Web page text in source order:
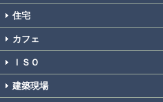
住宅
カフェ
ＩＳＯ
建築現場